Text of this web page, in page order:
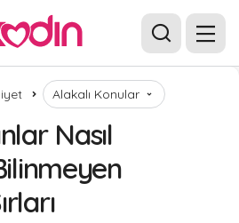
Alakalı Konular
Nasıl